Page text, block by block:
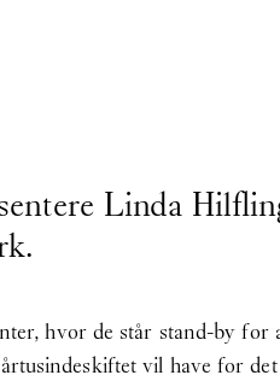
Linda
hvor de står stand-by for
vil have for det